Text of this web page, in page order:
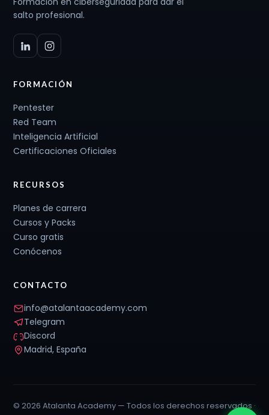
salto profesional.
FORMACIÓN
Pentester
Red Team
Inteligencia Artificial
Certificaciones Oficiales
RECURSOS
Planes de carrera
Cursos y Packs
Curso gratis
Conócenos
CONTACTO
info@atalantaacademy.com
Telegram
Discord
Madrid, España
© 2026 Atalanta Academy — Todos los derechos reservados ·